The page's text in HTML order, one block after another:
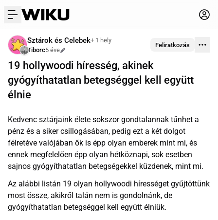
menu
Sztárok és Celebek+ 1 hely
Tiborc5 éve
Szerkesztve
Feliratkozás
19 hollywoodi híresség, akinek
gyógyíthatatlan betegséggel kell együtt
élnie
Kedvenc sztárjaink élete sokszor gondtalannak tűnhet a
pénz és a siker csillogásában, pedig ezt a két dolgot
félretéve valójában ők is épp olyan emberek mint mi, és
ennek megfelelően épp olyan hétköznapi, sok esetben
sajnos gyógyíthatatlan betegségekkel küzdenek, mint mi.
Az alábbi listán 19 olyan hollywoodi hírességet gyűjtöttünk
most össze, akikről talán nem is gondolnánk, de
gyógyíthatatlan betegséggel kell együtt élniük.